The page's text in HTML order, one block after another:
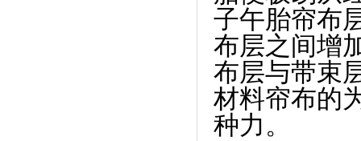
子午胎帘布
布层之间增
布层与带束
材料帘布的
种力。